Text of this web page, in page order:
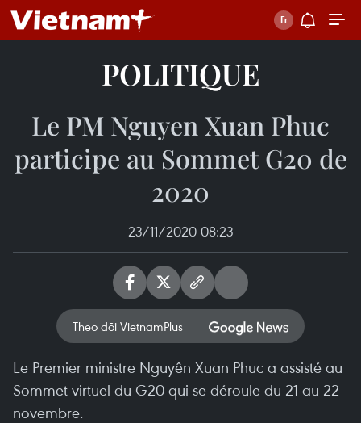
POLITIQUE
Le PM Nguyen Xuan Phuc
participe au Sommet G20 de
2020
23/11/2020 08:23
Theo dõi VietnamPlus
Le Premier ministre Nguyên Xuan Phuc a assisté au
Sommet virtuel du G20 qui se déroule du 21 au 22
novembre.